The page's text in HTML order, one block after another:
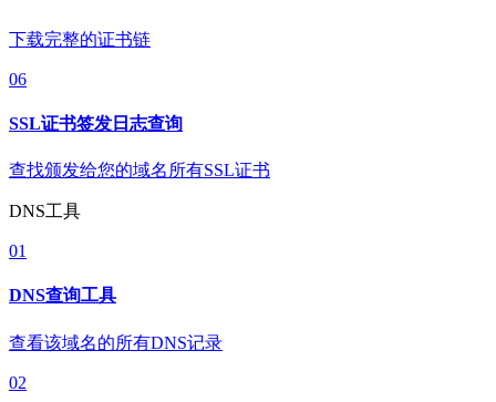
下载完整的证书链
06
SSL证书签发日志查询
查找颁发给您的域名所有SSL证书
DNS工具
01
DNS查询工具
查看该域名的所有DNS记录
02